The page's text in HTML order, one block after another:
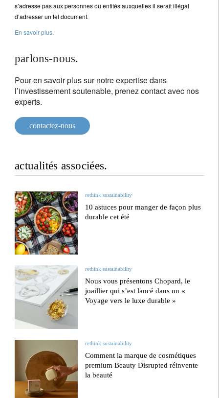
s’adresse pas aux personnes ou entités auxquelles il serait illégal
d’adresser un tel document.
En savoir plus.
parlons-nous.
Pour en savoir plus sur notre expertise dans
l’investissement soutenable, prenez contact avec nos
experts.
contactez-nous
actualités associées.
rethink sustainability
10 astuces pour manger de façon plus
durable cet été
rethink sustainability
Nous vous présentons Chopard, le
joaillier qui s’est lancé dans un «
Voyage vers le luxe durable »
rethink sustainability
Comment la marque de cosmétiques
premium Beauty Disrupted réinvente
la beauté